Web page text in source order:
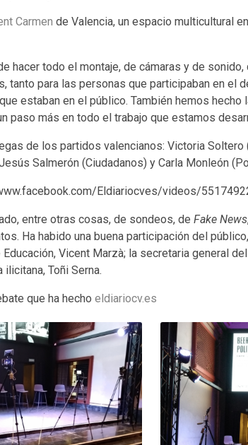
Carmen de Valencia, un espacio multicultural
hacer todo el montaje, de cámaras y de
tanto para las personas que participaban en el
estaban en el público. También hemos
paso más en todo el trabajo que estamos
de los partidos valencianos: Victoria Soltero
Salmerón (Ciudadanos) y Carla Monleón
Eldiariocves/videos/
entre otras cosas, de sondeos, de Fake News
Ha habido una buena participación del
Vicent Marzà; la secretaria general
ilicitana, Toñi Serna.
que ha hecho eldiariocv.es